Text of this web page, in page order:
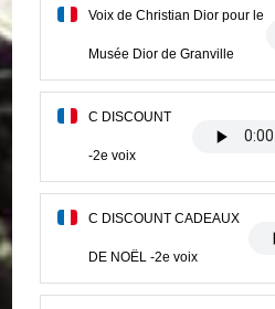
Voix de Christian Dior pour le
Musée Dior de Granville
C DISCOUNT
-2e voix
C DISCOUNT CADEAUX
DE NOËL -2e voix